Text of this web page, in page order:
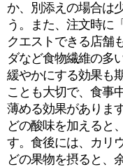
か、別添えの場合は
う。また、注文時に
クエストできる店舗
ダなど食物繊維の多
緩やかにする効果も
ことも大切で、食事
薄める効果がありま
どの酸味を加えると
す。食後には、カリ
どの果物を摂ると、